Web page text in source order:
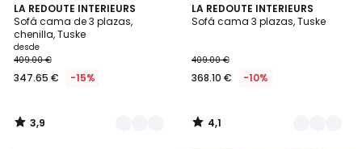
LA REDOUTE INTERIEURS
Sofá cama de 3 plazas,
chenilla, Tuske
desde
409.00 €
347.65 € -15%
3,9
/ 5
4
Colores
3,9
/
LA REDOUTE INTERIEURS
Sofá cama 3 plazas, Tuske
409.00 €
368.10 € -10%
4,1
/ 5
3
Colores
4,1
/